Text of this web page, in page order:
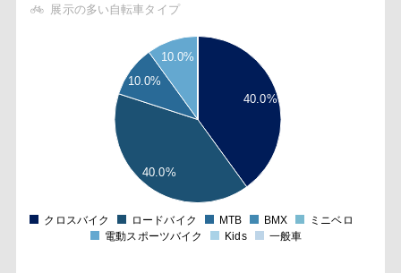
展示の多い自転車タイプ
40.0%
40.0%
10.0%
10.0%
クロスバイク ロードバイク MTB BMX
ミニベロ
電動スポーツバイク
Kids 一般車